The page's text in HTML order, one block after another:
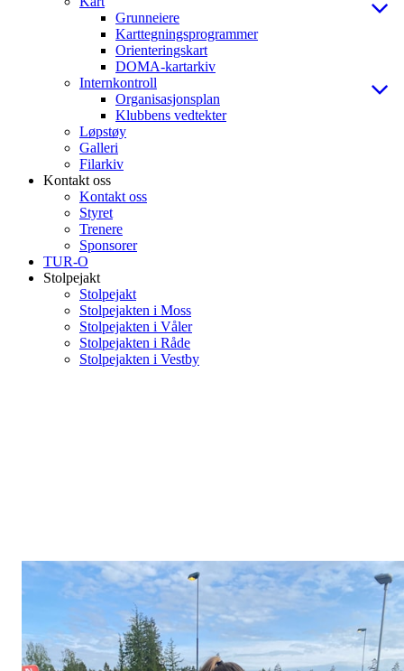
Grunneiere
Karttegningsprogrammer
Orienteringskart
DOMA-kartarkiv
Internkontroll
Organisasjonsplan
Klubbens vedtekter
Løpstøy
Galleri
Filarkiv
Kontakt oss
Kontakt oss
Styret
Trenere
Sponsorer
TUR-O
Stolpejakt
Stolpejakt
Stolpejakten i Moss
Stolpejakten i Våler
Stolpejakten i Råde
Stolpejakten i Vestby